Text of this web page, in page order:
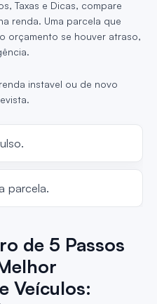
Taxas e Dicas, compare
renda. Uma parcela que
orçamento se houver atraso,
instavel ou de novo
parcela.
de 5 Passos
Veículos: